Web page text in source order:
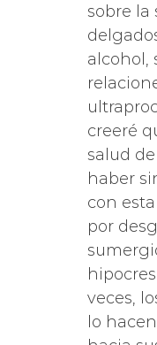
alcohol,
creeré
salud
haber
con
por
veces,
lo
hacia